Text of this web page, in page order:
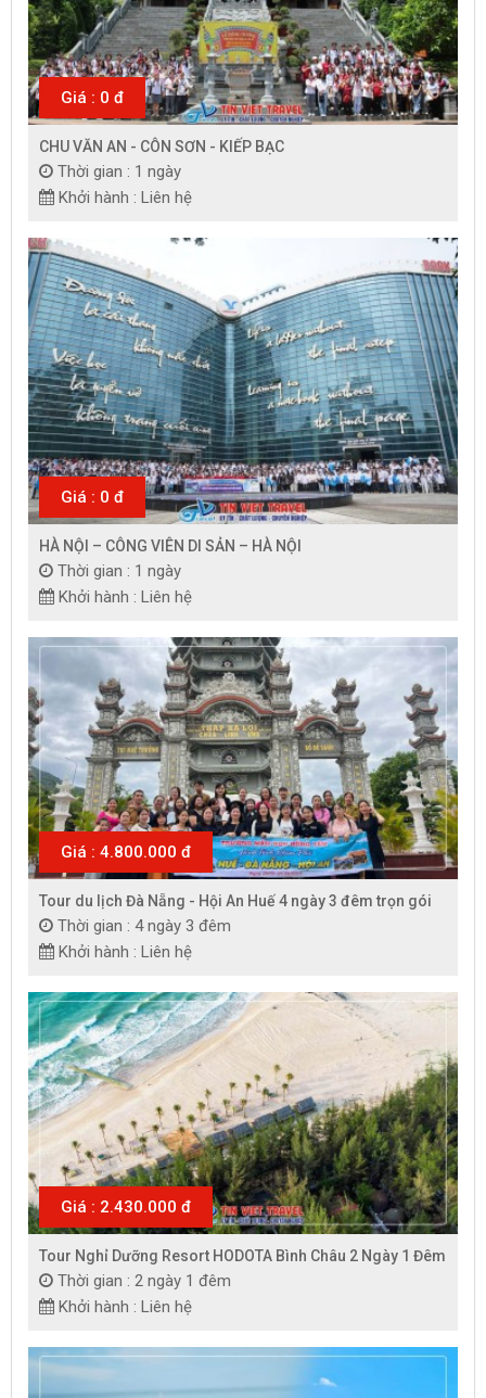
Giá : 0 đ
CHU VĂN AN - CÔN SƠN - KIẾP BẠC
Thời gian : 1 ngày
Khởi hành : Liên hệ
Giá : 0 đ
HÀ NỘI – CÔNG VIÊN DI SẢN – HÀ NỘI
Thời gian : 1 ngày
Khởi hành : Liên hệ
Giá : 4.800.000 đ
Tour du lịch Đà Nẵng - Hội An Huế 4 ngày 3 đêm trọn gói
Thời gian : 4 ngày 3 đêm
Khởi hành : Liên hệ
Giá : 2.430.000 đ
Tour Nghỉ Dưỡng Resort HODOTA Bình Châu 2 Ngày 1 Đêm
Thời gian : 2 ngày 1 đêm
Khởi hành : Liên hệ